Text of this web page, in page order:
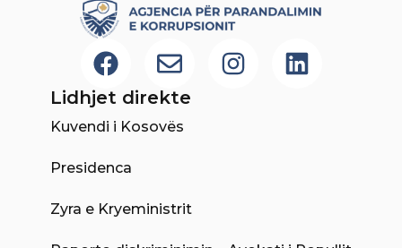
Lidhjet direkte
Kuvendi i Kosovës
Presidenca
Zyra e Kryeministrit